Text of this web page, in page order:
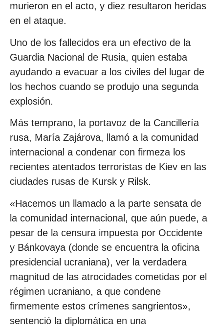
murieron en el acto, y diez resultaron heridas
en el ataque.
Uno de los fallecidos era un efectivo de la
Guardia Nacional de Rusia, quien estaba
ayudando a evacuar a los civiles del lugar de
los hechos cuando se produjo una segunda
explosión.
Más temprano, la portavoz de la Cancillería
rusa, María Zajárova, llamó a la comunidad
internacional a condenar con firmeza los
recientes atentados terroristas de Kiev en las
ciudades rusas de Kursk y Rilsk.
«Hacemos un llamado a la parte sensata de
la comunidad internacional, que aún puede, a
pesar de la censura impuesta por Occidente
y Bánkovaya (donde se encuentra la oficina
presidencial ucraniana), ver la verdadera
magnitud de las atrocidades cometidas por el
régimen ucraniano, a que condene
firmemente estos crímenes sangrientos»,
sentenció la diplomática en una